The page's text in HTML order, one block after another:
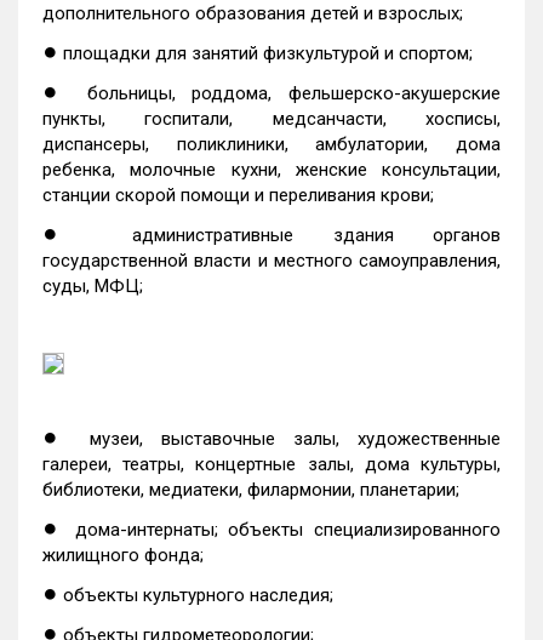
дополнительного образования детей и взрослых;
● площадки для занятий физкультурой и спортом;
●
больницы, роддома, фельшерско-акушерские
пункты, госпитали, медсанчасти, хосписы,
диспансеры, поликлиники, амбулатории, дома
ребенка, молочные кухни, женские консультации,
станции скорой помощи и переливания крови;
●
административные здания органов
государственной власти и местного самоуправления,
суды, МФЦ;
●
музеи, выставочные залы, художественные
галереи, театры, концертные залы, дома культуры,
библиотеки, медиатеки, филармонии, планетарии;
●
дома-интернаты; объекты специализированного
жилищного фонда;
● объекты культурного наследия;
● объекты гидрометеорологии;